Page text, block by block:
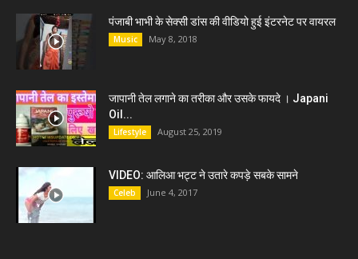
पंजाबी भाभी के सेक्सी डांस की वीडियो हुई इंटरनेट पर वायरल
Music May 8, 2018
जापानी तेल लगाने का तरीका और उसके फायदे । Japani
Oil...
Lifestyle August 25, 2019
VIDEO: आलिआ भट्ट ने उतारे कपड़े सबके सामने
Celeb June 4, 2017